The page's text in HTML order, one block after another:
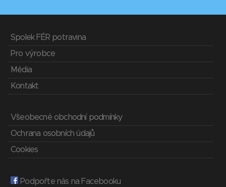
Spolek FÉR potravina
Pro výrobce
Média
Kontakt
Všeobecné obchodní podmínky
Ochrana osobních údajů
Cookies
Podpořte nás na Facebooku